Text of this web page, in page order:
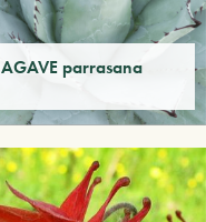
AGAVE parrasana